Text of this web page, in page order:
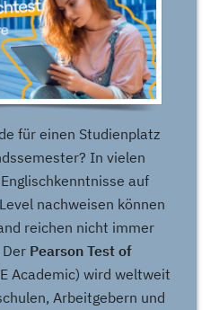
für einen Studienplatz
In vielen
auf
nachweisen können
reichen nicht immer
Der Pearson Test of
Academic) wird weltweit
Arbeitgebern und